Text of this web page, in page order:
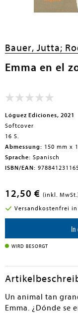
Bauer, Jutta;
Emma en el
Lóguez Ediciones, 2021
Softcover
16 S.
Abmessung: 150 mm x
Sprache: Spanisch
ISBN/EAN:
12,50 € (inkl.
Versandkostenfrei in
In
WIRD BESORGT
Un animal tan
Emma. ¿Dónde se